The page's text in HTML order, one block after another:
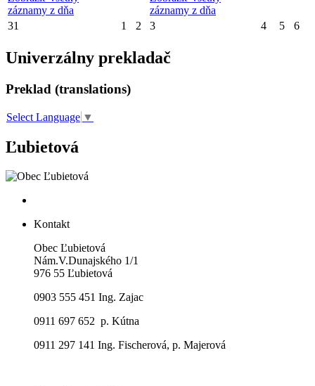
záznamy z dňa
záznamy z dňa
31 1 2 3 4 5 6
Univerzálny prekladač
Preklad (translations)
Select Language ▼
Ľubietová
Kontakt
Obec Ľubietová
Nám.V.Dunajského 1/1
976 55 Ľubietová
0903 555 451 Ing. Zajac
0911 697 652 p. Kútna
0911 297 141 Ing. Fischerová, p. Majerová